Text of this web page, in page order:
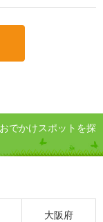
でかけスポットを探
大阪府